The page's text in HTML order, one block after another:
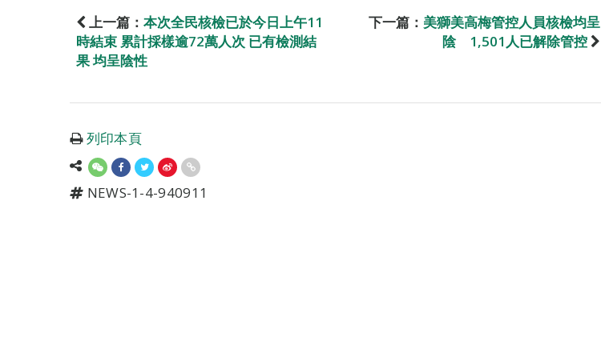
上一篇： 本次全民核檢已於今日上午11
時結束 累計採樣逾72萬人次 已有檢測結
果 均呈陰性
下一篇： 美獅美高梅管控人員核檢均呈
陰 1,501人已解除管控
列印本頁
NEWS-1-4-940911